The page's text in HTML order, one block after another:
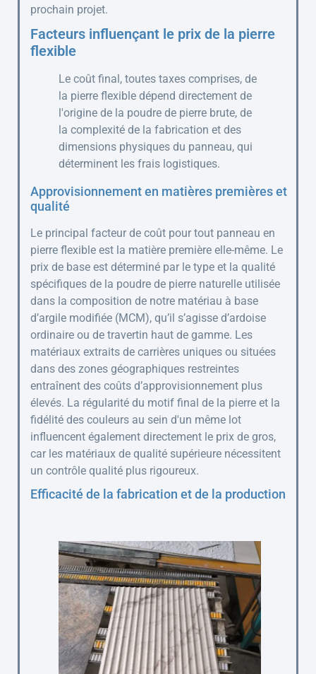
prochain projet.
Facteurs influençant le prix de la pierre
flexible
Le coût final, toutes taxes comprises, de
la pierre flexible dépend directement de
l'origine de la poudre de pierre brute, de
la complexité de la fabrication et des
dimensions physiques du panneau, qui
déterminent les frais logistiques.
Approvisionnement en matières premières et
qualité
Le principal facteur de coût pour tout panneau en
pierre flexible est la matière première elle-même. Le
prix de base est déterminé par le type et la qualité
spécifiques de la poudre de pierre naturelle utilisée
dans la composition de notre matériau à base
d’argile modifiée (MCM), qu’il s’agisse d’ardoise
ordinaire ou de travertin haut de gamme. Les
matériaux extraits de carrières uniques ou situées
dans des zones géographiques restreintes
entraînent des coûts d’approvisionnement plus
élevés. La régularité du motif final de la pierre et la
fidélité des couleurs au sein d'un même lot
influencent également directement le prix de gros,
car les matériaux de qualité supérieure nécessitent
un contrôle qualité plus rigoureux.
Efficacité de la fabrication et de la production